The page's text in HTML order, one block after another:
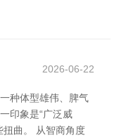
2026-06-22
种体型雄伟、脾气
印象是“广泛威
扭曲。 从智商角度